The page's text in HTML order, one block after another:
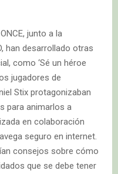
junto a la
han desarrollado otras
como ‘Sé un héroe
jugadores de
Stix protagonizaban
para animarlos a
en colaboración
seguro en internet.
consejos sobre cómo
que se debe tener